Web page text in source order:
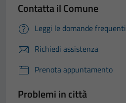
Contatta il Comune
Leggi le domande frequenti
Richiedi assistenza
Prenota appuntamento
Problemi in città